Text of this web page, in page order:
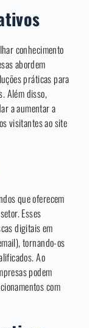
conhecimento
abordem
práticas para
Além disso,
a aumentar a
visitantes ao site
que oferecem
Esses
digitais em
tornando-os
Ao
podem
com